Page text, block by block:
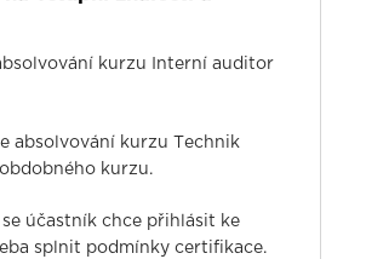
kurzu Interní auditor
absolvování kurzu Technik
kurzu.
účastník chce přihlásit ke
splnit podmínky certifikace.